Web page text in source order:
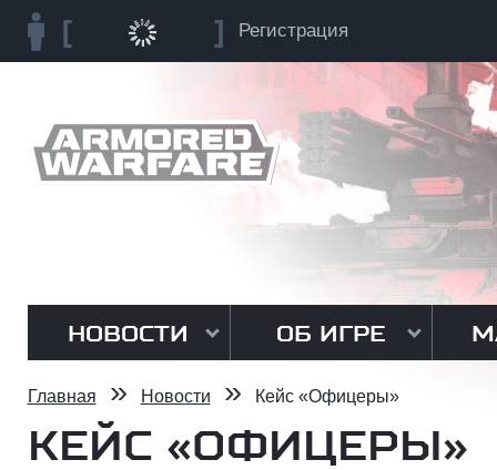
Регистрация
НОВОСТИ ОБ ИГРЕ
Главная » Новости » Кейс «Офицеры»
КЕЙС «ОФИЦЕРЫ»